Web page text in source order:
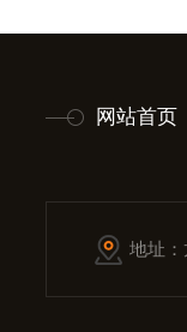
网站首页
地址